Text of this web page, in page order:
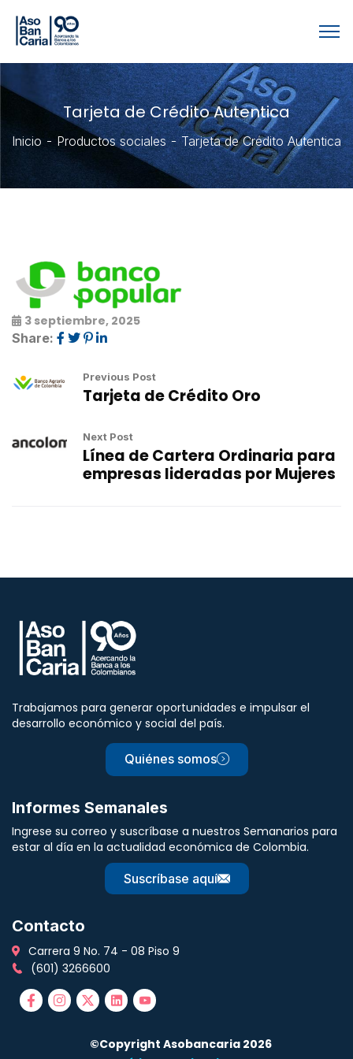
Tarjeta de Crédito Autentica
Inicio Productos sociales Tarjeta de Crédito Autentica
3 septiembre, 2025
Share:
Previous Post
Tarjeta de Crédito Oro
Next Post
Línea de Cartera Ordinaria para
empresas lideradas por Mujeres
Trabajamos para generar oportunidades e impulsar el
desarrollo económico y social del país.
Quiénes somos
Informes Semanales
Ingrese su correo y suscríbase a nuestros Semanarios para
estar al día en la actualidad económica de Colombia.
Suscríbase aquí
Contacto
Carrera 9 No. 74 - 08 Piso 9
(601) 3266600
©Copyright Asobancaria 2026